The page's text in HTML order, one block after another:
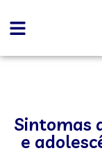
Sintomas
e